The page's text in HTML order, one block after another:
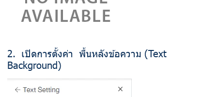
2. เปิดการตั้งค่า พื้นหลังข้อความ (Text
Background)